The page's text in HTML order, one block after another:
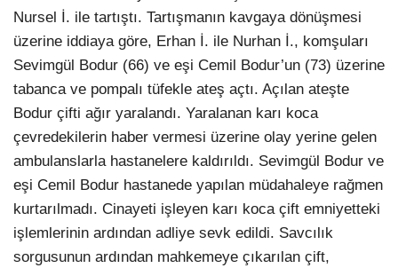
Nursel İ. ile tartıştı. Tartışmanın kavgaya dönüşmesi
üzerine iddiaya göre, Erhan İ. ile Nurhan İ., komşuları
Sevimgül Bodur (66) ve eşi Cemil Bodur’un (73) üzerine
tabanca ve pompalı tüfekle ateş açtı. Açılan ateşte
Bodur çifti ağır yaralandı. Yaralanan karı koca
çevredekilerin haber vermesi üzerine olay yerine gelen
ambulanslarla hastanelere kaldırıldı. Sevimgül Bodur ve
eşi Cemil Bodur hastanede yapılan müdahaleye rağmen
kurtarılmadı. Cinayeti işleyen karı koca çift emniyetteki
işlemlerinin ardından adliye sevk edildi. Savcılık
sorgusunun ardından mahkemeye çıkarılan çift,